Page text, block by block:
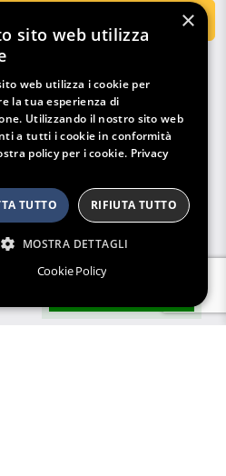
×
sito web utilizza
web utilizza i cookie per
la tua esperienza di
Utilizzando il nostro sito web
a tutti i cookie in conformità
policy per i cookie. Privacy
TUTTO RIFIUTA TUTTO
MOSTRA DETTAGLI
Cookie Policy